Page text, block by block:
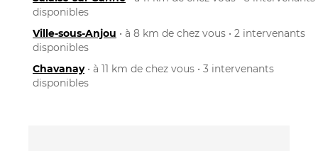
disponibles
Ville-sous-Anjou • à 8 km de chez vous • 2 intervenants
disponibles
Chavanay• à 11 km de chez vous • 3 intervenants
disponibles